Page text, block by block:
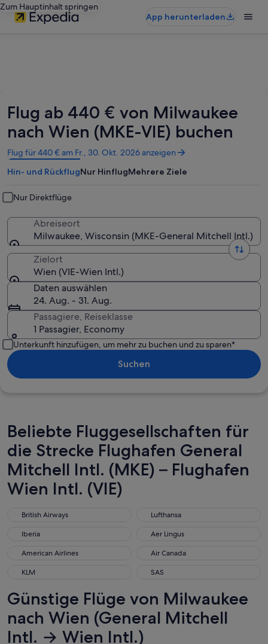
Zum Hauptinhalt springen
App herunterladen
Flug ab 440 € von Milwaukee
nach Wien (MKE-VIE) buchen
Flug für 440 € am Fr., 30. Okt. 2026 anzeigen
Wird
in
einem
Fenster
geöffnet
Hin- und RückflugNur HinflugMehrere Ziele
Nur Direktflüge
Abreiseort
Milwaukee, Wisconsin (MKE-General Mitchell Intl.)
Zielort
Wien (VIE-Wien Intl.)
Daten auswählen
24. Aug. - 31. Aug.
Passagiere, Reiseklasse
1 Passagier, Economy
Unterkunft hinzufügen, um mehr zu buchen und zu sparen*
Suchen
Beliebte Fluggesellschaften für
die Strecke Flughafen General
Mitchell Intl. (MKE) – Flughafen
Wien Intl. (VIE)
British Airways
British Airways Lufthansa
Lufthansa
Iberia
Iberia Aer Lingus
Aer Lingus
American Airlines
American Airlines Air Canada
Air Canada
KLM
KLM SAS
SAS
Günstige Flüge von Milwaukee
nach Wien (General Mitchell
Intl. → Wien Intl.)